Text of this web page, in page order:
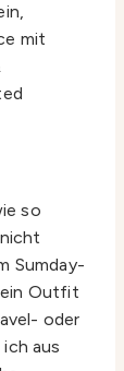
mit
so
Sumday-
ein Outfit
oder
aus